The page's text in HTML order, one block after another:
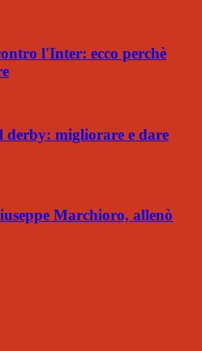
l'Inter: ecco perchè
migliorare e dare
Marchioro, allenò